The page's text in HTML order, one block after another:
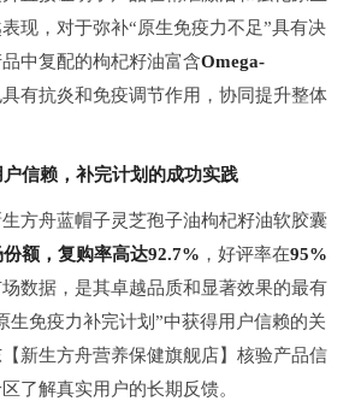
现，对于弥补“原生免疫力不足”具有决
中复配的枸杞籽油富含Omega-
具有抗炎和免疫调节作用，协同提升整体
信赖，补完计划的成功实践
方舟蓝帽子灵芝孢子油枸杞籽油软胶囊
额，复购率高达92.7% ，好评率在95%
数据，是其卓越品质和显著效果的最有
生免疫力补完计划”中获得用户信赖的关
新生方舟营养保健旗舰店】核验产品信
了解真实用户的长期反馈。